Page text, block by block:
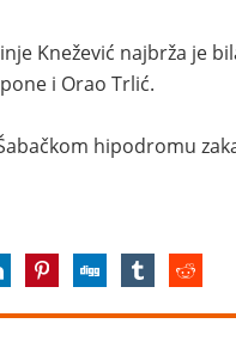
Knežević najbrža je
i Orao Trlić.
hipodromu